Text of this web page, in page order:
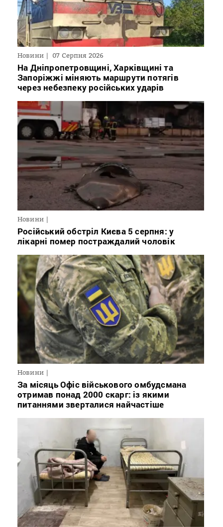
Новини 07 Серпня 2026
На Дніпропетровщині, Харківщині та
Запоріжжі міняють маршрути потягів
через небезпеку російських ударів
Новини
Російський обстріл Києва 5 серпня: у
лікарні помер постраждалий чоловік
Новини
За місяць Офіс військового омбудсмана
отримав понад 2000 скарг: із якими
питаннями зверталися найчастіше